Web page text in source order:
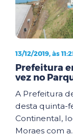
13/12/2019, às
Prefeitura
vez no
A Prefeitura
desta quinta-
Continental,
Moraes com